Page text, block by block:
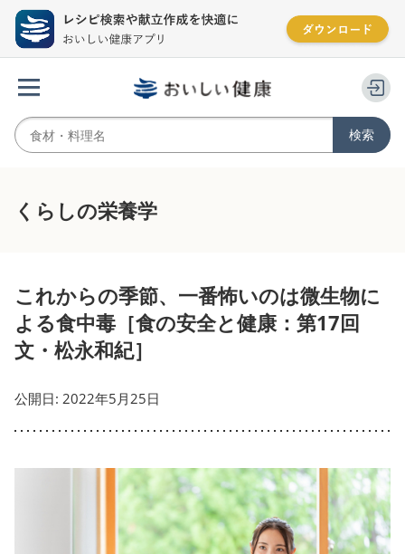
くらしの栄養学
これからの季節、一番怖いのは微生物に
よる食中毒［食の安全と健康：第17回
文・松永和紀］
公開日: 2022年5月25日